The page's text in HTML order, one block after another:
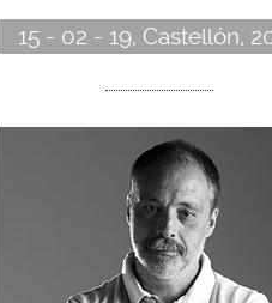
15 - 02 - 19, Castellón,